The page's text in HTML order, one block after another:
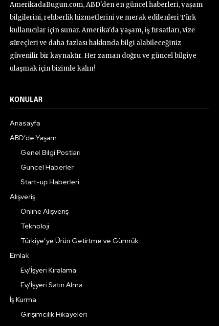
AmerikadaBugun.com, ABD'den en güncel haberleri, yaşam
bilgilerini, rehberlik hizmetlerini ve merak edilenleri Türk
kullanıcılar için sunar. Amerika'da yaşam, iş fırsatları, vize
süreçleri ve daha fazlası hakkında bilgi alabileceğiniz
güvenilir bir kaynaktır. Her zaman doğru ve güncel bilgiye
ulaşmak için bizimle kalın!
KONULAR
Anasayfa
ABD’de Yaşam
Genel Bilgi Postları
Güncel Haberler
Start-up Haberleri
Alışveriş
Online Alışveriş
Teknoloji
Türkiye’ye Ürün Getirtme ve Gümrük
Emlak
Ev/İşyeri Kiralama
Ev/İşyeri Satın Alma
İş Kurma
Girişimcilik Hikayeleri